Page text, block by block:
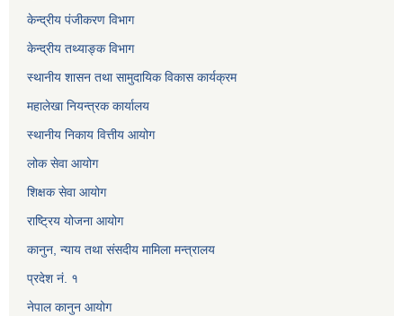
केन्द्रीय पंजीकरण विभाग
केन्द्रीय तथ्याङ्क विभाग
स्थानीय शासन तथा सामुदायिक विकास कार्यक्रम
महालेखा नियन्त्रक कार्यालय
स्थानीय निकाय वित्तीय आयोग
लोक सेवा आयोग
शिक्षक सेवा आयोग
राष्ट्रिय योजना आयोग
कानुन, न्याय तथा संसदीय मामिला मन्त्रालय
प्रदेश नं. १
नेपाल कानुन आयोग